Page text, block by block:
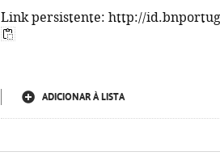
Link persistente: http://
ADICIONAR À LISTA